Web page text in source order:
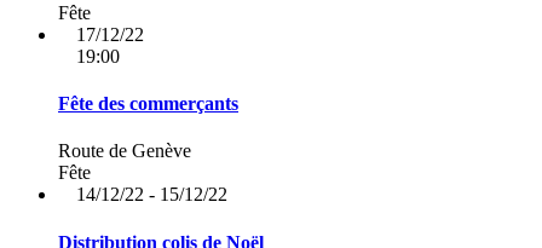
Fête
17/12/22
19:00
Fête des commerçants
Route de Genève
Fête
14/12/22 - 15/12/22
Distribution colis de Noël